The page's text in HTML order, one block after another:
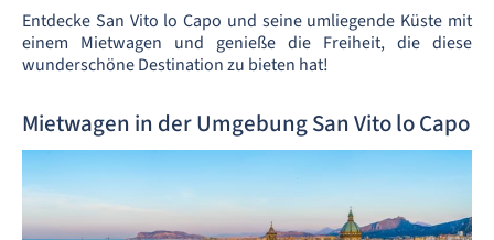
Entdecke San Vito lo Capo und seine umliegende Küste mit
einem Mietwagen und genieße die Freiheit, die diese
wunderschöne Destination zu bieten hat!
Mietwagen in der Umgebung San Vito lo Capo